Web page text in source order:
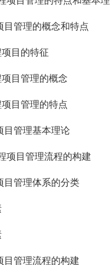
目管理的概念和特点
项目的特征
项目管理的概念
项目管理的特点
目管理基本理论
项目管理流程的构建
目管理体系的分类
目管理流程的构建